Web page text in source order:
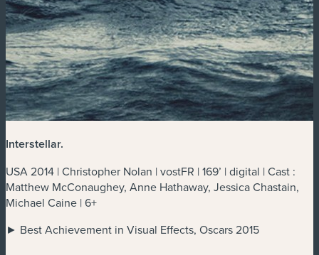
Interstellar.
USA 2014 | Christopher Nolan | vostFR | 169’ | digital | Cast :
Matthew McConaughey, Anne Hathaway, Jessica Chastain,
Michael Caine | 6+
► Best Achievement in Visual Effects, Oscars 2015